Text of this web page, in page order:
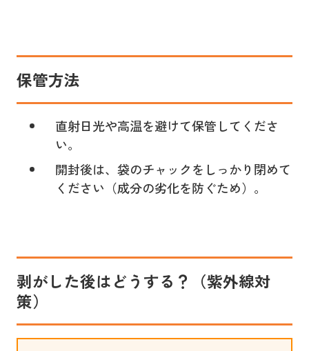
保管方法
直射日光や高温を避けて保管してくださ
い。
開封後は、袋のチャックをしっかり閉めて
ください（成分の劣化を防ぐため）。
剥がした後はどうする？（紫外線対
策）